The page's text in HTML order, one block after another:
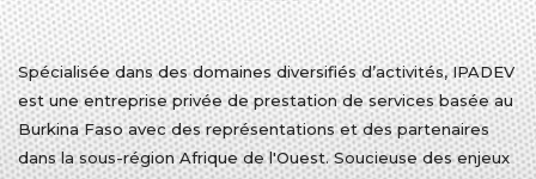
Spécialisée dans des domaines diversifiés d’activités, IPADEV
est une entreprise privée de prestation de services basée au
Burkina Faso avec des représentations et des partenaires
dans la sous-région Afrique de l'Ouest. Soucieuse des enjeux